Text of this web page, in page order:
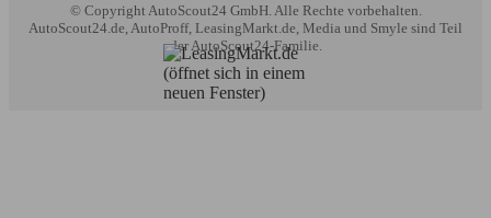
© Copyright AutoScout24 GmbH. Alle Rechte vorbehalten.
AutoScout24.de, AutoProff, LeasingMarkt.de, Media und Smyle sind Teil
der AutoScout24-Familie.